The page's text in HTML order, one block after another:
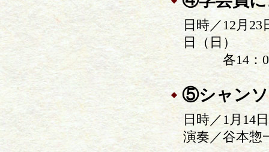
日時／12月
日（日）
各14：00
⑤シャン
日時／1月14
演奏／谷本惣